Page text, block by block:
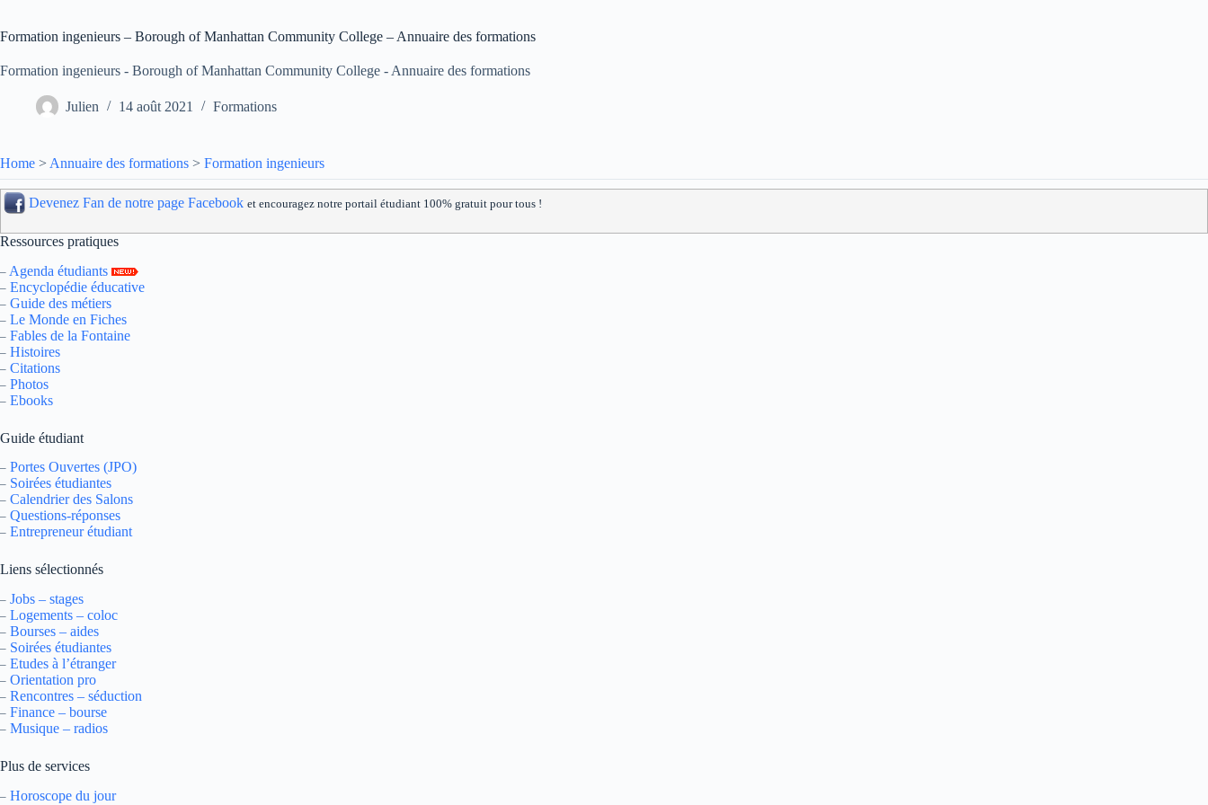
Formation ingenieurs – Borough of Manhattan Community College – Annuaire des formations
Formation ingenieurs - Borough of Manhattan Community College - Annuaire des formations
Julien 14 août 2021 Formations
Home > Annuaire des formations > Formation ingenieurs
Devenez Fan de notre page Facebook et encouragez notre portail étudiant 100% gratuit pour tous !
Ressources pratiques
– Agenda étudiants
– Encyclopédie éducative
– Guide des métiers
– Le Monde en Fiches
– Fables de la Fontaine
– Histoires
– Citations
– Photos
– Ebooks
Guide étudiant
– Portes Ouvertes (JPO)
– Soirées étudiantes
– Calendrier des Salons
– Questions-réponses
– Entrepreneur étudiant
Liens sélectionnés
– Jobs – stages
– Logements – coloc
– Bourses – aides
– Soirées étudiantes
– Etudes à l’étranger
– Orientation pro
– Rencontres – séduction
– Finance – bourse
– Musique – radios
Plus de services
– Horoscope du jour